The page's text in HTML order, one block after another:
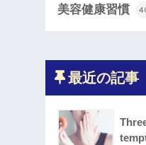
美容健康習慣
最近の記事